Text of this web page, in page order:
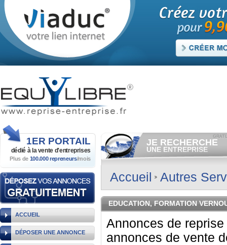
1ER PORTAIL
dédié à la vente d'entreprises
Plus de 100.000 repreneurs/mois
ACCUEIL
DÉPOSER UNE ANNONCE
JE RECHERCHE
UNE ENTREPRISE
Consulter gratuitementles
vendre.
Et/ou déposergratuitement
RECHERCHER UNE
ANNONCE
Accueil Autres
EDUCATION, FORMATION
Annonces de
annonces de vente